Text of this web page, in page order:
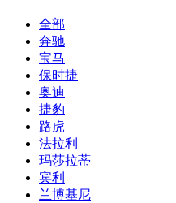
全部
奔驰
宝马
保时捷
奥迪
捷豹
路虎
法拉利
玛莎拉蒂
宾利
兰博基尼